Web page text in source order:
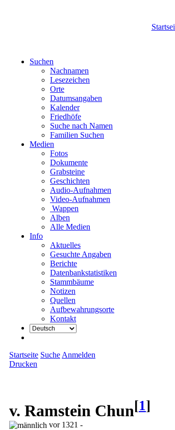
Suchen
Nachnamen
Lesezeichen
Orte
Datumsangaben
Kalender
Friedhöfe
Suche nach Namen
Familien Suchen
Medien
Fotos
Dokumente
Grabsteine
Geschichten
Audio-Aufnahmen
Video-Aufnahmen
Wappen
Alben
Alle Medien
Info
Aktuelles
Gesuchte Angaben
Berichte
Datenbankstatistiken
Stammbäume
Notizen
Quellen
Aufbewahrungsorte
Kontakt
Startseite Suche Anmelden
Drucken
v. Ramstein Chun[1]
vor 1321 -